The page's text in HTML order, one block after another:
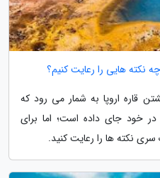
چه نکته هایی را رعایت کنیم؟
قاره اروپا به شمار می رود که
خود جای داده است؛ اما برای
نکته ها را رعایت کنید.